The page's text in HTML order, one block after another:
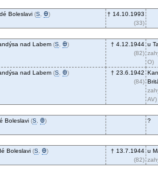
Boleslavi (S Ꚛ)
† 14.10.1993
(33)
nad Labem (S Ꚛ)
† 4.12.1944
(82)
u
O)
nad Labem (S Ꚛ)
† 23.6.1942
(84)
AV)
Boleslavi (S Ꚛ) ?
Boleslavi (S Ꚛ)
† 13.7.1944
(82)
u